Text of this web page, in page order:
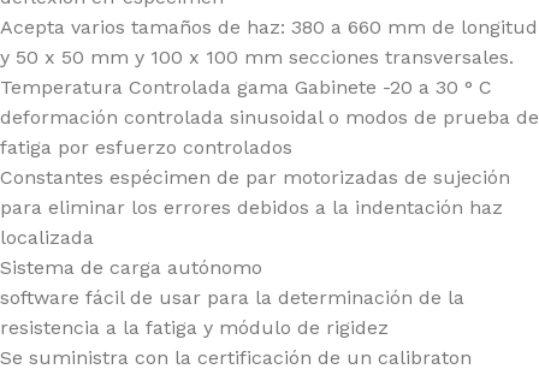
Acepta varios tamaños de haz: 380 a 660 mm de longitud
y 50 x 50 mm y 100 x 100 mm secciones transversales.
Temperatura Controlada gama Gabinete -20 a 30 ° C
deformación controlada sinusoidal o modos de prueba de
fatiga por esfuerzo controlados
Constantes espécimen de par motorizadas de sujeción
para eliminar los errores debidos a la indentación haz
localizada
Sistema de carga autónomo
software fácil de usar para la determinación de la
resistencia a la fatiga y módulo de rigidez
Se suministra con la certificación de un calibraton